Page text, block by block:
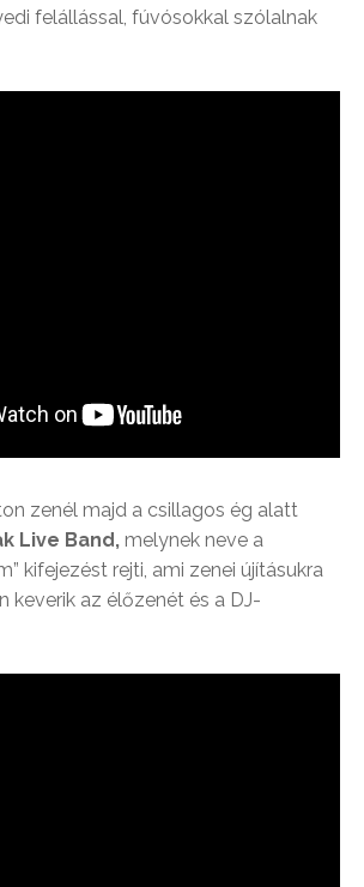
felállással, fúvósokkal szólalnak
zenél majd a csillagos ég alatt
Live Band, melynek neve a
kifejezést rejti, ami zenei újításukra
keverik az élőzenét és a DJ-